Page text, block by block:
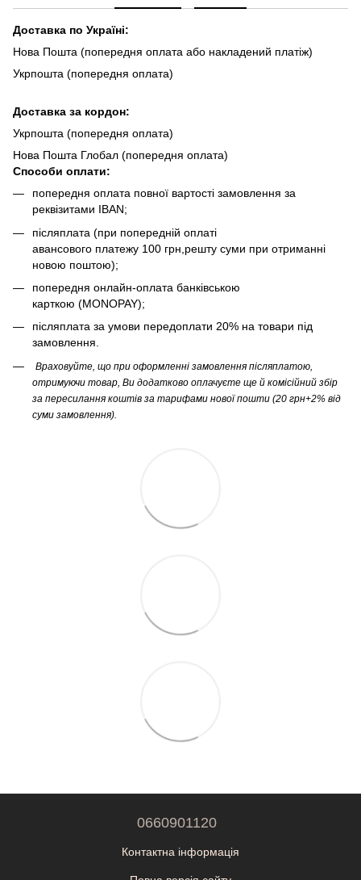
Доставка по Україні:
Нова Пошта (попередня оплата або накладений платіж)
Укрпошта (попередня оплата)
Доставка за кордон:
Укрпошта (попередня оплата)
Нова Пошта Глобал (попередня оплата)
Способи оплати:
попередня оплата повної вартості замовлення за
реквізитами IBAN;
післяплата (при попередній оплаті
авансового платежу 100 грн,решту суми при отриманні
новою поштою);
попередня онлайн-оплата банківською
карткою (MONOPAY);
післяплата за умови передоплати 20% на товари під
замовлення.
Враховуйте, що при оформленні замовлення післяплатою,
отримуючи товар, Ви додатково оплачуєте ще й комісійний збір
за пересилання коштів за тарифами нової пошти (20 грн+2% від
суми замовлення).
0660901120
Контактна інформація